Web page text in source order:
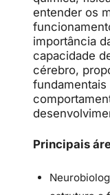
entender os
importância
capacidade
cérebro,
fundamentais
Principais